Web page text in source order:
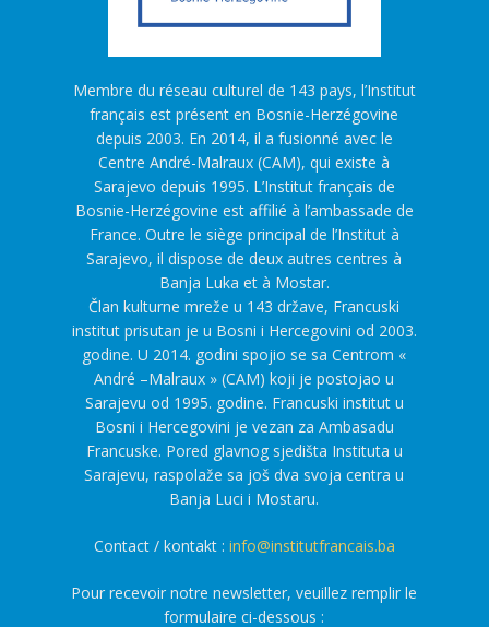
Membre du réseau culturel de 143 pays, l’Institut
français est présent en Bosnie-Herzégovine
depuis 2003. En 2014, il a fusionné avec le
Centre André-Malraux (CAM), qui existe à
Sarajevo depuis 1995. L’Institut français de
Bosnie-Herzégovine est affilié à l’ambassade de
France. Outre le siège principal de l’Institut à
Sarajevo, il dispose de deux autres centres à
Banja Luka et à Mostar.
Član kulturne mreže u 143 države, Francuski
institut prisutan je u Bosni i Hercegovini od 2003.
godine. U 2014. godini spojio se sa Centrom «
André –Malraux » (CAM) koji je postojao u
Sarajevu od 1995. godine. Francuski institut u
Bosni i Hercegovini je vezan za Ambasadu
Francuske. Pored glavnog sjedišta Instituta u
Sarajevu, raspolaže sa još dva svoja centra u
Banja Luci i Mostaru.
Contact / kontakt : info@institutfrancais.ba
Pour recevoir notre newsletter, veuillez remplir le
formulaire ci-dessous :